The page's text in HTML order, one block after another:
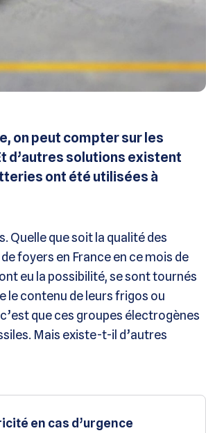
on peut compter sur les
d’autres solutions existent
ont été utilisées à
Quelle que soit la qualité des
foyers en France en ce mois de
eu la possibilité, se sont tournés
le contenu de leurs frigos ou
que ces groupes électrogènes
Mais existe-t-il d’autres
en cas d’urgence